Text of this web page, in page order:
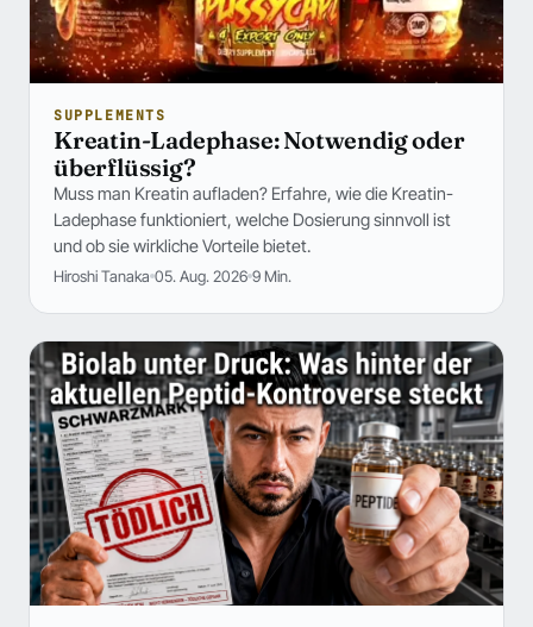
SUPPLEMENTS
Kreatin-Ladephase: Notwendig oder
überflüssig?
Muss man Kreatin aufladen? Erfahre, wie die Kreatin-
Ladephase funktioniert, welche Dosierung sinnvoll ist
und ob sie wirkliche Vorteile bietet.
Hiroshi Tanaka 05. Aug. 2026 9 Min.